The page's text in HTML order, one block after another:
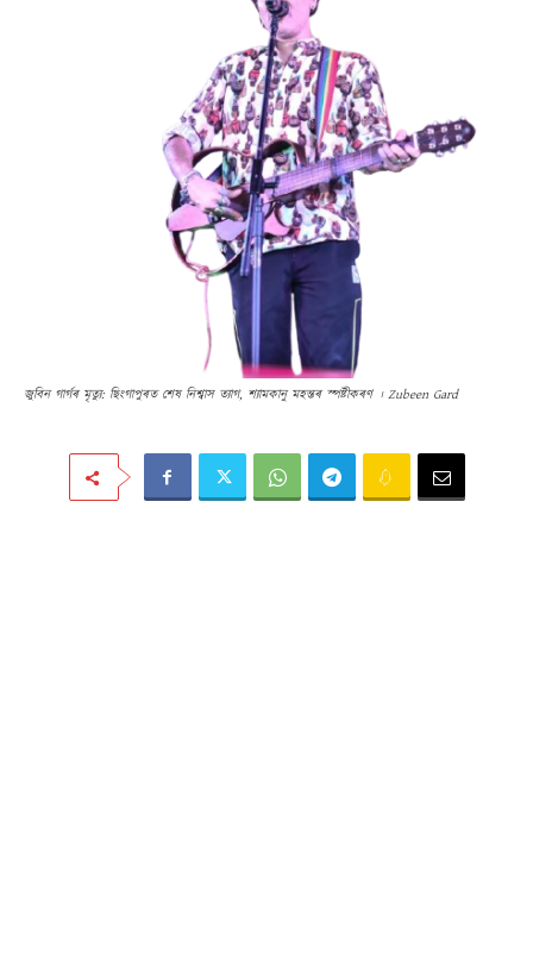
জুবিন গাৰ্গৰ মৃত্যু: ছিংগাপুৰত শেষ নিশ্বাস ত্যাগ, শ্যামকানু মহন্তৰ স্পষ্টীকৰণ । Zubeen Gard